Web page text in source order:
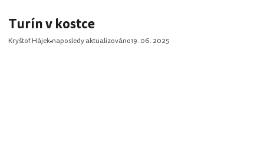
Turín v kostce
Kryštof Hájek naposledy aktualizováno19. 06. 2025